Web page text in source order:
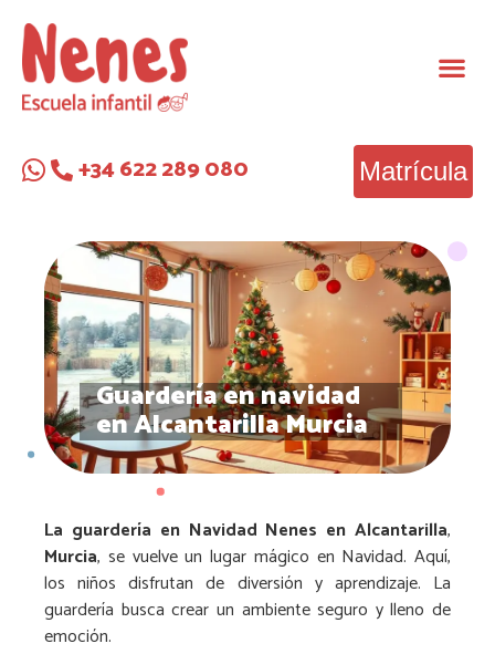
+34 622 289 080 Matrícula
Guardería en navidad
en Alcantarilla Murcia
La guardería en Navidad Nenes en Alcantarilla,
Murcia, se vuelve un lugar mágico en Navidad. Aquí,
los niños disfrutan de diversión y aprendizaje. La
guardería busca crear un ambiente seguro y lleno de
emoción.